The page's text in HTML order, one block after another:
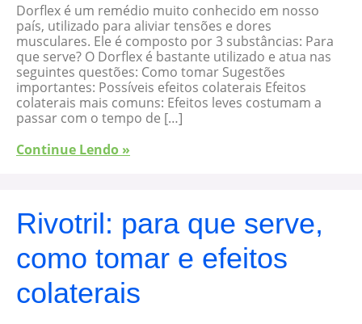
Dorflex é um remédio muito conhecido em nosso
país, utilizado para aliviar tensões e dores
musculares. Ele é composto por 3 substâncias: Para
que serve? O Dorflex é bastante utilizado e atua nas
seguintes questões: Como tomar Sugestões
importantes: Possíveis efeitos colaterais Efeitos
colaterais mais comuns: Efeitos leves costumam a
passar com o tempo de […]
Continue Lendo »
Rivotril: para que serve,
como tomar e efeitos
colaterais